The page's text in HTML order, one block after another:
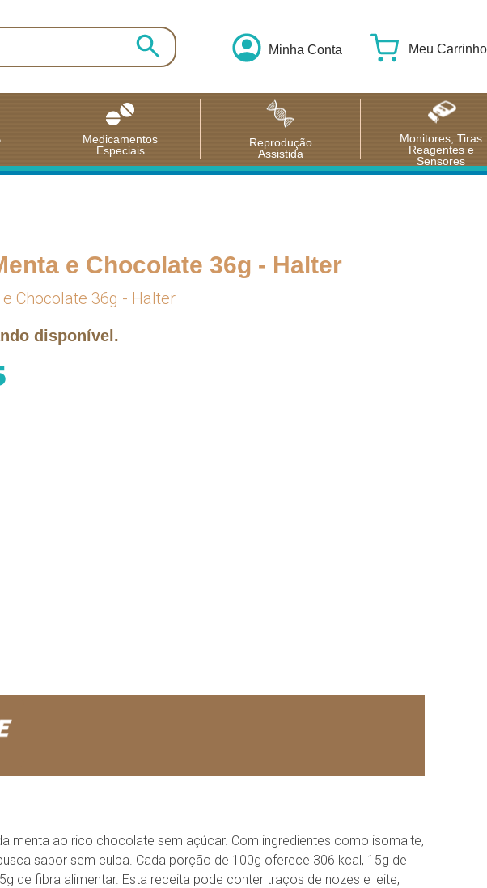
Minha Conta Meu Carrinho
Medicamentos
Especiais
Reprodução
Assistida
Monitores, Tiras
Reagentes e
Sensores
e Chocolate 36g - Halter
Chocolate 36g - Halter
disponível.
menta ao rico chocolate sem açúcar. Com ingredientes como isomalte,
sabor sem culpa. Cada porção de 100g oferece 306 kcal, 15g de
de fibra alimentar. Esta receita pode conter traços de nozes e leite,